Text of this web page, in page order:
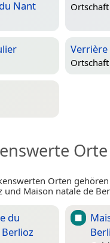
Nant
Ortschaft
Verrière
Ortschaft
Orten
und Maison natale de
du